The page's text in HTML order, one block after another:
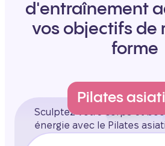
d'entraînement
vos objectifs de
forme
Pilates
Sculptez votre corps et
énergie avec le Pilates